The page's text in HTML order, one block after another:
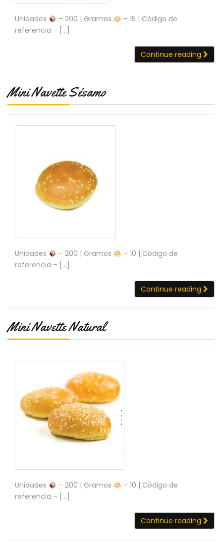
Unidades – 200 | Gramos
– 15 | Código de
referencia – […]
Continue reading
Mini Navette Sésamo
Unidades – 200 | Gramos
– 10 | Código de
referencia – […]
Continue reading
Mini Navette Natural
Unidades – 200 | Gramos
– 10 | Código de
referencia – […]
Continue reading